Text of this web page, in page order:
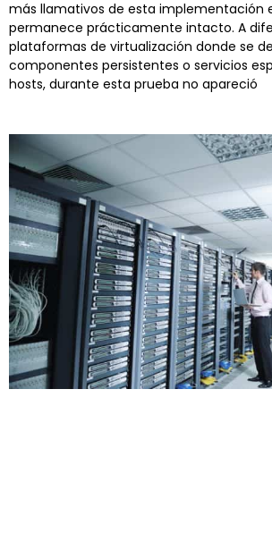
más llamativos de esta implementación
permanece prácticamente intacto. A
plataformas de virtualización donde se
componentes persistentes o servicios
hosts, durante esta prueba no apareció